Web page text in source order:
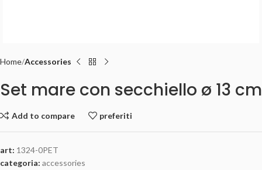
Home Accessories
Set mare con secchiello ø 13 cm
Add to compare preferiti
art: 1324-0PET
categoria: accessories